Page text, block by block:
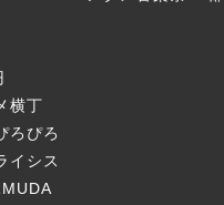
横丁
ろぴろ
シス